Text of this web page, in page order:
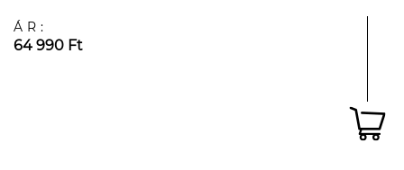
ÁR:
64 990 Ft